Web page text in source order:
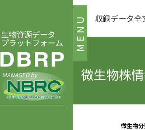
MENU
生物資源データ
プラットフォーム
MANAGED by
収録データ全
微生物株